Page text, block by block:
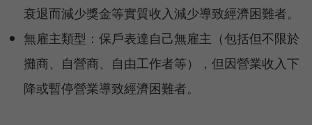
衰退而減少獎金等實質收入減少導致經濟困難者。
無雇主類型：保戶表達自己無雇主（包括但不限於
攤商、自營商、自由工作者等），但因營業收入下
降或暫停營業導致經濟困難者。